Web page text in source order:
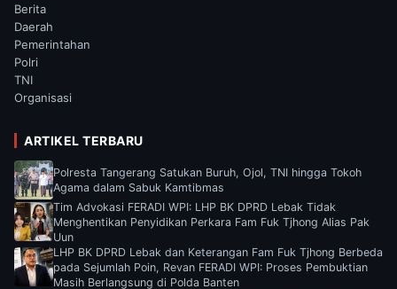
Berita
Daerah
Pemerintahan
Polri
TNI
Organisasi
ARTIKEL TERBARU
Polresta Tangerang Satukan Buruh, Ojol, TNI hingga Tokoh
Agama dalam Sabuk Kamtibmas
Tim Advokasi FERADI WPI: LHP BK DPRD Lebak Tidak
Menghentikan Penyidikan Perkara Fam Fuk Tjhong Alias Pak
Uun
LHP BK DPRD Lebak dan Keterangan Fam Fuk Tjhong Berbeda
pada Sejumlah Poin, Revan FERADI WPI: Proses Pembuktian
Masih Berlangsung di Polda Banten